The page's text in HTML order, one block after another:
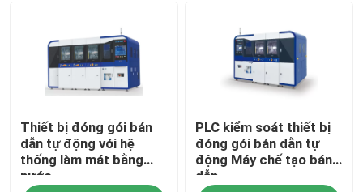
Thiết bị đóng gói bán
dẫn tự động với hệ
thống làm mát bằng
nước
PLC kiểm soát thiết bị
đóng gói bán dẫn tự
động Máy chế tạo bán
dẫn